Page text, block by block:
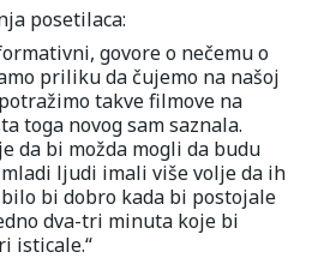
posetilaca:
govore o nečemu o
priliku da čujemo na našoj
takve filmove na
toga novog sam saznala.
da bi možda mogli da budu
ljudi imali više volje da ih
bi dobro kada bi postojale
dva-tri minuta koje bi
isticale.“